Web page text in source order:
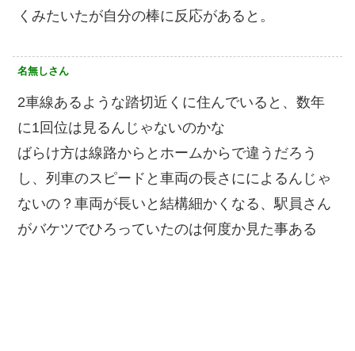
くみたいたが自分の棒に反応があると。
名無しさん
2車線あるような踏切近くに住んでいると、数年
に1回位は見るんじゃないのかな
ばらけ方は線路からとホームからで違うだろう
し、列車のスピードと車両の長さにによるんじゃ
ないの？車両が長いと結構細かくなる、駅員さん
がバケツでひろっていたのは何度か見た事ある